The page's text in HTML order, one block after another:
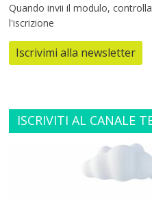
Quando invii il modulo,
l'iscrizione
Iscrivimi alla newsletter
ISCRIVITI AL CANALE